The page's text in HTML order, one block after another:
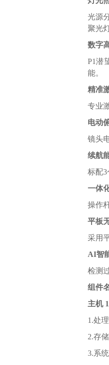
光源
聚光
数字
P1潜
能。
精准
专业
电动
镜头
续航
标配3
一体
操作
平板
采用
AI智
检测
组件
主机 1
1.处
2.存
3.系